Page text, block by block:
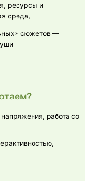
ресурсы и
среда,
сюжетов —
работа со